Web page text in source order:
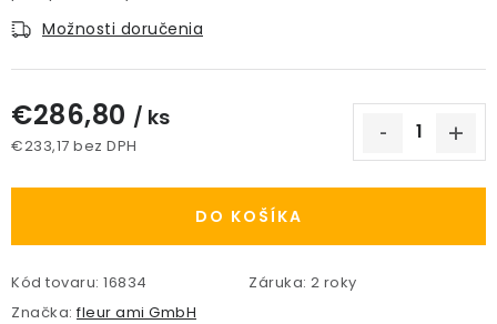
Možnosti doručenia
€286,80 / ks
€233,17 bez DPH
DO KOŠÍKA
Kód tovaru: 16834 Záruka: 2 roky
Značka:fleur ami GmbH